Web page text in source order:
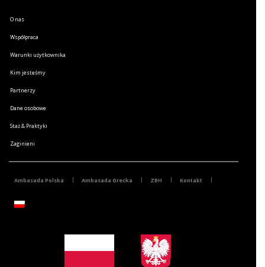
O nas
Współpraca
Warunki użytkownika
Kim jesteśmy
Partnerzy
Dane osobowe
Staż & Praktyki
Zaginieni
Ambasada Polska Ambasada Grecka ZBH Kontakt